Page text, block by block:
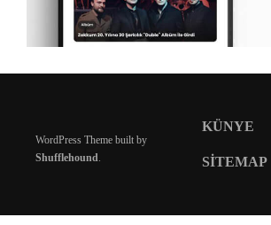
WordPress Theme built by
Shufflehound.
KÜNYE
SITEMAP